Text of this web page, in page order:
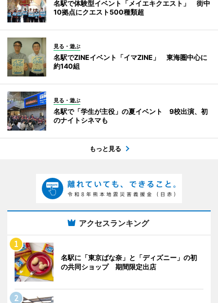
名駅で体験型イベント「メイエキクエスト」 街中
10拠点にクエスト500種類超
見る・遊ぶ
名駅でZINEイベント「イマZINE」 東海圏中心に
約140組
見る・遊ぶ
名駅で「学生が主役」の夏イベント 9校出演、初
のナイトシネマも
もっと見る
アクセスランキング
名駅に「東京ばな奈」と「ディズニー」の初
の共同ショップ 期間限定出店